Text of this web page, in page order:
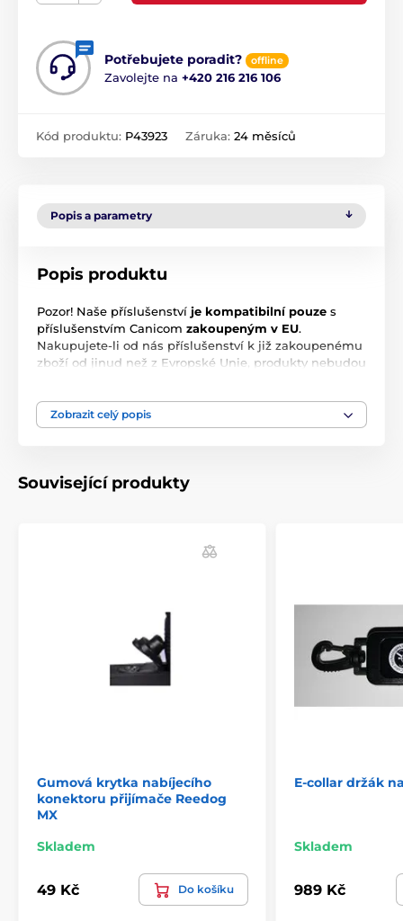
Potřebujete poradit? offline
Zavolejte na +420 216 216 106
Kód produktu: P43923 Záruka: 24 měsíců
Popis a parametry
Popis produktu
Pozor! Naše příslušenství je kompatibilní pouze s
příslušenstvím Canicom zakoupeným v EU.
Nakupujete-li od nás příslušenství k již zakoupenému
zboží od jinud než z Evropské Unie, produkty nebudou
ilustrativní charakter.
Zobrazit celý popis
Související produkty
Gumová krytka nabíjecího
konektoru přijímače Reedog
MX
Skladem
49 Kč Do košíku
E-collar držák
Skladem
989 Kč